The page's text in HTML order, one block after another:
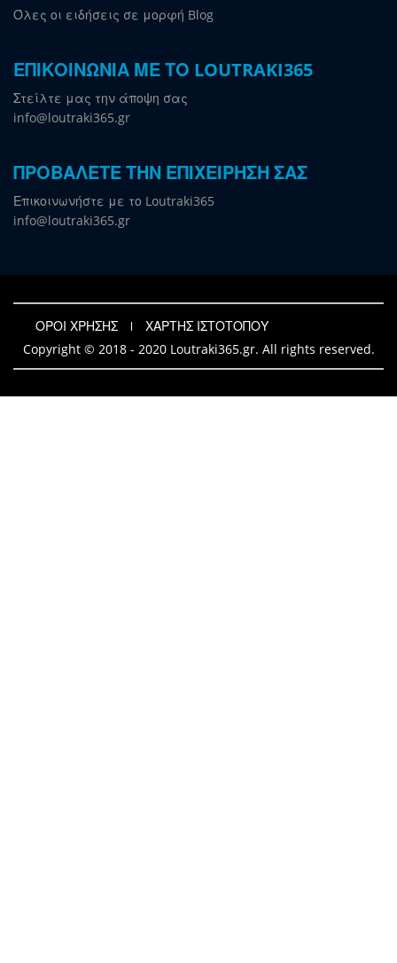
Όλες οι ειδήσεις σε μορφή Blog
ΕΠΙΚΟΙΝΩΝΙΑ ΜΕ ΤΟ LOUTRAKI365
Στείλτε μας την άποψη σας
info@loutraki365.gr
ΠΡΟΒΑΛΕΤΕ ΤΗΝ ΕΠΙΧΕΙΡΗΣΗ ΣΑΣ
Επικοινωνήστε με το Loutraki365
info@loutraki365.gr
ΟΡΟΙ ΧΡΗΣΗΣ
ΧΑΡΤΗΣ ΙΣΤΟΤΟΠΟΥ
Copyright © 2018 - 2020 Loutraki365.gr. All rights reserved.